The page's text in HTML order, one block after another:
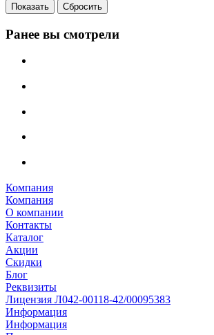
Сбросить
Ранее вы смотрели
Компания
Компания
О компании
Контакты
Каталог
Акции
Скидки
Блог
Реквизиты
Лицензия Л042-00118-42/00095383
Информация
Информация